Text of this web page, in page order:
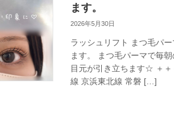
ます。
2026年5月30日
ラッシュリフト まつ毛パ
ます。 まつ毛パーマで毎
目元が引き立ちます☆ ＋
線 京浜東北線 常磐 […]